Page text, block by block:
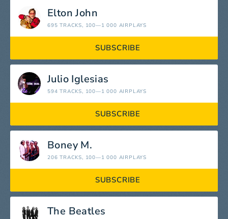
Elton John
695 TRACKS, 100—1 000 AIRPLAYS
SUBSCRIBE
Julio Iglesias
594 TRACKS, 100—1 000 AIRPLAYS
SUBSCRIBE
Boney M.
206 TRACKS, 100—1 000 AIRPLAYS
SUBSCRIBE
The Beatles